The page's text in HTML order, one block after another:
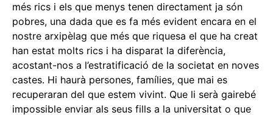
més rics i els que menys tenen directament ja són
pobres, una dada que es fa més evident encara en el
nostre arxipèlag que més que riquesa el que ha creat
han estat molts rics i ha disparat la diferència,
acostant-nos a l’estratificació de la societat en noves
castes. Hi haurà persones, famílies, que mai es
recuperaran del que estem vivint. Que li serà gairebé
impossible enviar als seus fills a la universitat o que